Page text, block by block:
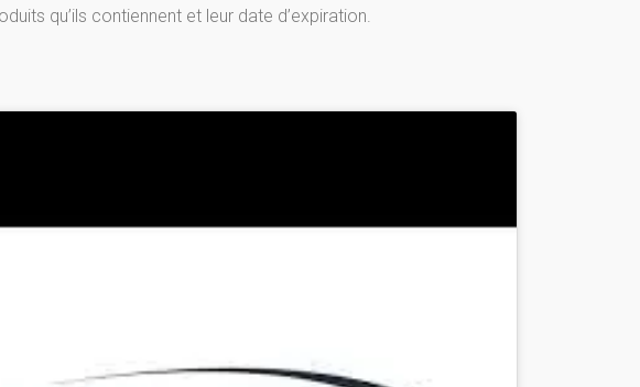
qu’ils contiennent et leur date d’expiration.